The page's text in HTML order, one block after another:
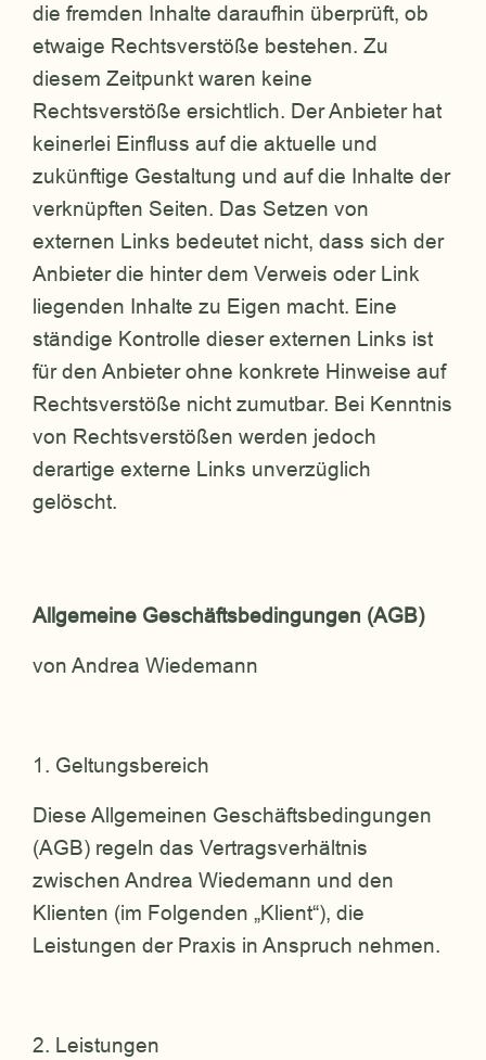
die fremden Inhalte daraufhin überprüft, ob
etwaige Rechtsverstöße bestehen. Zu
diesem Zeitpunkt waren keine
Rechtsverstöße ersichtlich. Der Anbieter hat
keinerlei Einfluss auf die aktuelle und
zukünftige Gestaltung und auf die Inhalte der
verknüpften Seiten. Das Setzen von
externen Links bedeutet nicht, dass sich der
Anbieter die hinter dem Verweis oder Link
liegenden Inhalte zu Eigen macht. Eine
ständige Kontrolle dieser externen Links ist
für den Anbieter ohne konkrete Hinweise auf
Rechtsverstöße nicht zumutbar. Bei Kenntnis
von Rechtsverstößen werden jedoch
derartige externe Links unverzüglich
gelöscht.
Allgemeine Geschäftsbedingungen (AGB)
von Andrea Wiedemann
1. Geltungsbereich
Diese Allgemeinen Geschäftsbedingungen
(AGB) regeln das Vertragsverhältnis
zwischen Andrea Wiedemann und den
Klienten (im Folgenden „Klient“), die
Leistungen der Praxis in Anspruch nehmen.
2. Leistungen